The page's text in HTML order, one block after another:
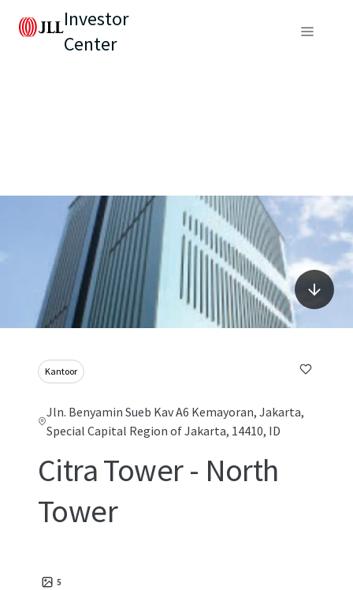
Investor
Center
Kantoor
Jln. Benyamin Sueb Kav A6 Kemayoran, Jakarta,
Special Capital Region of Jakarta, 14410, ID
Citra Tower - North
Tower
5